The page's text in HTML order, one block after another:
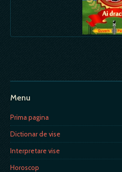
Menu
Prima pagina
Dictionar de vise
Interpretare vise
Horoscop